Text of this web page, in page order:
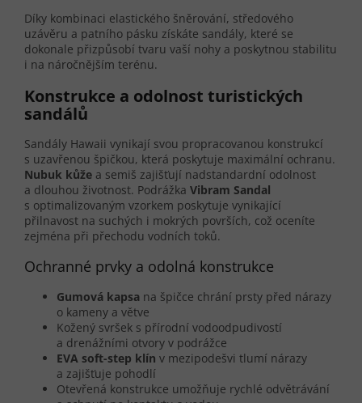
Díky kombinaci elastického šněrování, středového
uzávěru a patního pásku získáte sandály, které se
dokonale přizpůsobí tvaru vaší nohy a poskytnou stabilitu
i na náročnějším terénu.
Konstrukce a odolnost turistických
sandálů
Sandály Hawaii vynikají svou propracovanou konstrukcí
s uzavřenou špičkou, která poskytuje maximální ochranu.
Nubuk kůže a semiš zajišťují nadstandardní odolnost
a dlouhou životnost. Podrážka Vibram Sandal
s optimalizovaným vzorkem poskytuje vynikající
přilnavost na suchých i mokrých površích, což oceníte
zejména při přechodu vodních toků.
Ochranné prvky a odolná konstrukce
Gumová kapsa na špičce chrání prsty před nárazy
o kameny a větve
Kožený svršek s přírodní vodoodpudivostí
a drenážními otvory v podrážce
EVA soft-step klín v mezipodešvi tlumí nárazy
a zajišťuje pohodlí
Otevřená konstrukce umožňuje rychlé odvětrávání